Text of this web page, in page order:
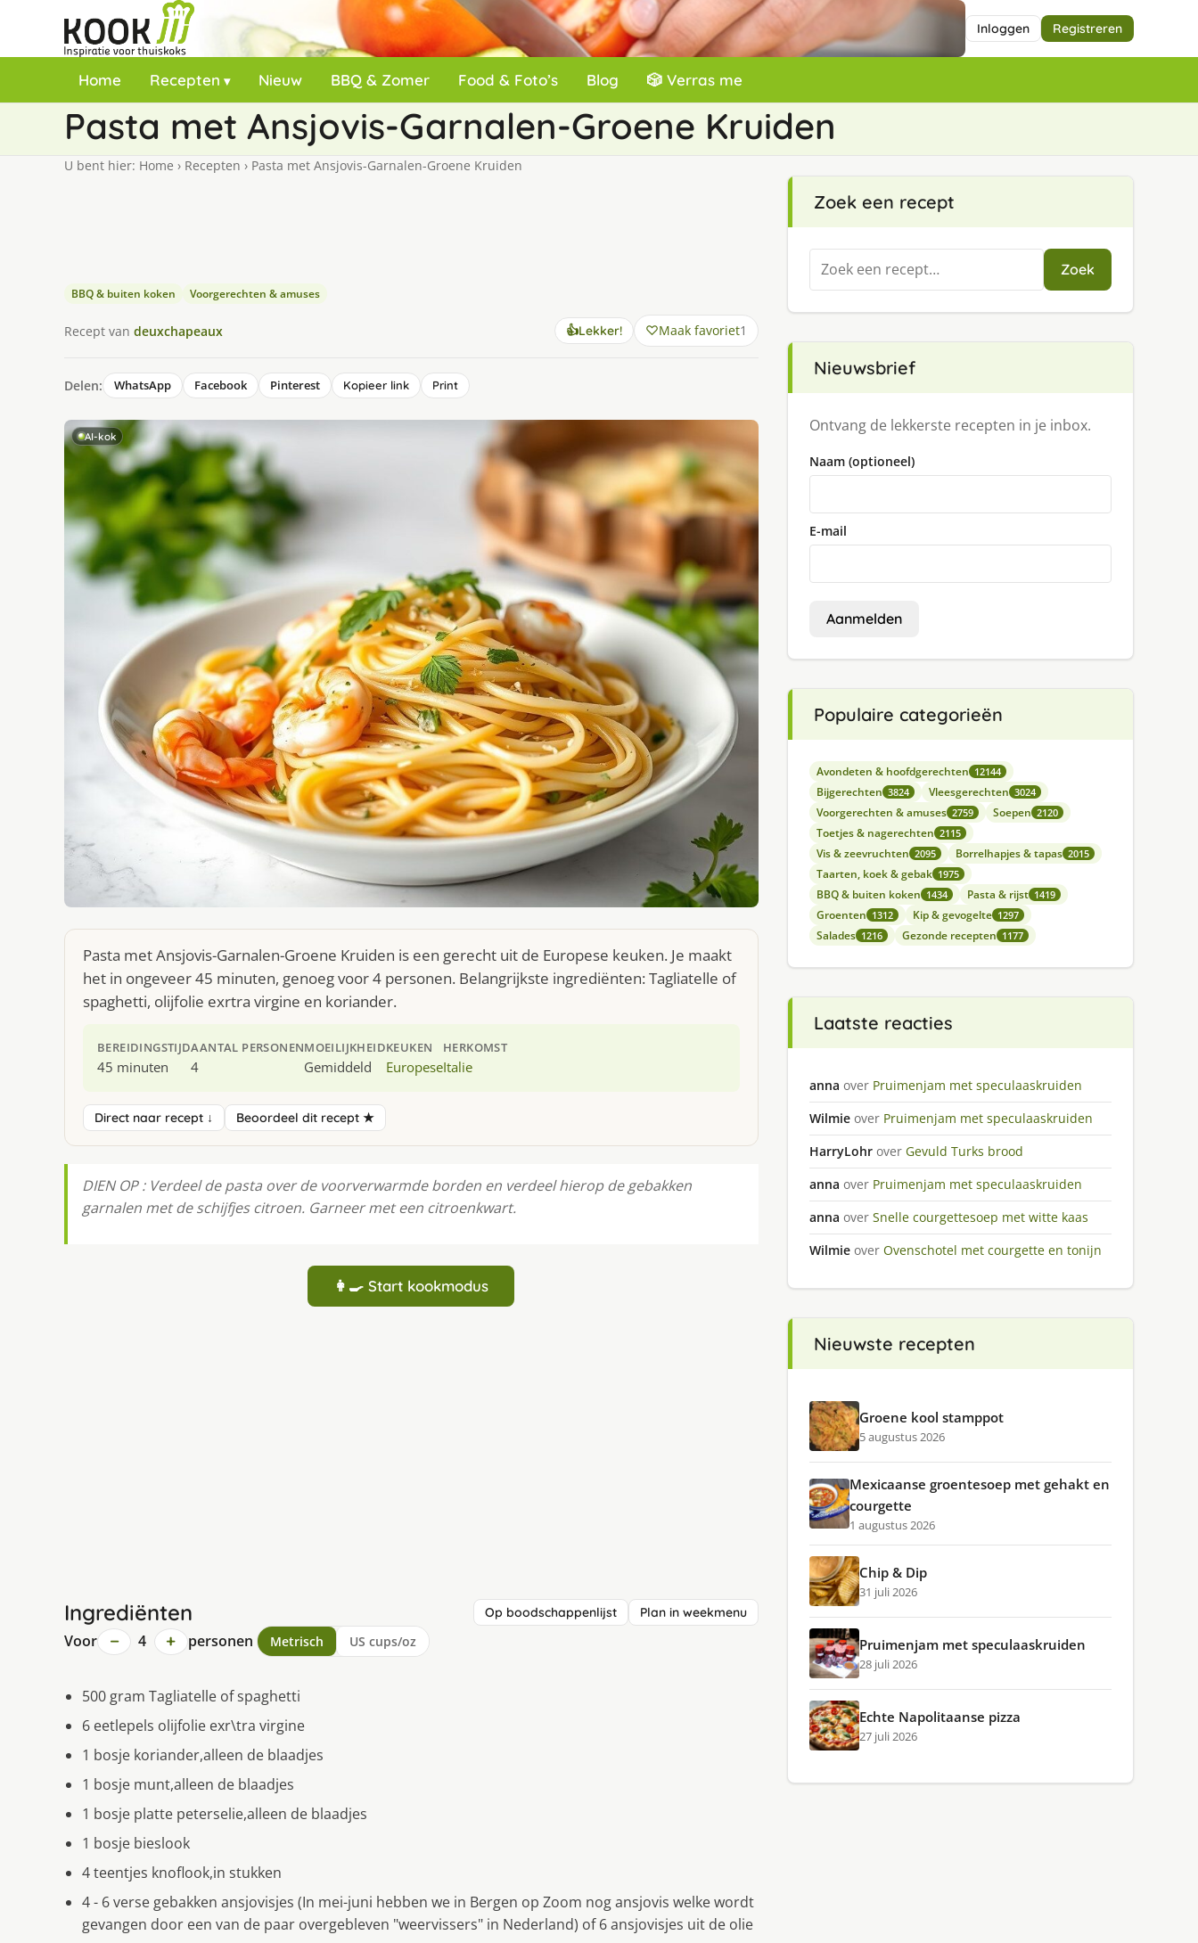
Inloggen Registreren
Home Recepten Nieuw BBQ & Zomer Food & Foto’s Blog 🎲 Verras me
Pasta met Ansjovis-Garnalen-Groene Kruiden
U bent hier: Home › Recepten › Pasta met Ansjovis-Garnalen-Groene Kruiden
BBQ & buiten koken Voorgerechten & amuses
Recept van deuxchapeaux 👍Lekker! Maak favoriet1
Delen: WhatsApp Facebook Pinterest Kopieer link Print
AI-kok
Pasta met Ansjovis-Garnalen-Groene Kruiden is een gerecht uit de Europese keuken. Je maakt
het in ongeveer 45 minuten, genoeg voor 4 personen. Belangrijkste ingrediënten: Tagliatelle of
spaghetti, olijfolie exrtra virgine en koriander.
BEREIDINGSTIJD
45 minuten
AANTAL PERSONEN
4
MOEILIJKHEID
Gemiddeld
KEUKEN
Europese
HERKOMST
Italie
Direct naar recept ↓ Beoordeel dit recept ★
DIEN OP : Verdeel de pasta over de voorverwarmde borden en verdeel hierop de gebakken
garnalen met de schijfjes citroen. Garneer met een citroenkwart.
👩‍🍳 Start kookmodus
Ingrediënten Op boodschappenlijst Plan in weekmenu
Voor − 4 + personen Metrisch US cups/oz
500 gram Tagliatelle of spaghetti
6 eetlepels olijfolie exr\tra virgine
1 bosje koriander,alleen de blaadjes
1 bosje munt,alleen de blaadjes
1 bosje platte peterselie,alleen de blaadjes
1 bosje bieslook
4 teentjes knoflook,in stukken
4 - 6 verse gebakken ansjovisjes (In mei-juni hebben we in Bergen op Zoom nog ansjovis welke wordt
gevangen door een van de paar overgebleven "weervissers" in Nederland) of 6 ansjovisjes uit de olie
Zoek een recept
Zoeken
naar:
Zoek
Nieuwsbrief
Ontvang de lekkerste recepten in je inbox.
Naam (optioneel)
E-mail
Aanmelden
Populaire categorieën
Avondeten & hoofdgerechten 12144
Bijgerechten 3824 Vleesgerechten 3024
Voorgerechten & amuses 2759 Soepen 2120
Toetjes & nagerechten 2115
Vis & zeevruchten 2095 Borrelhapjes & tapas 2015
Taarten, koek & gebak 1975
BBQ & buiten koken 1434 Pasta & rijst 1419
Groenten 1312 Kip & gevogelte 1297
Salades 1216 Gezonde recepten 1177
Laatste reacties
anna over Pruimenjam met speculaaskruiden
Wilmie over Pruimenjam met speculaaskruiden
HarryLohr over Gevuld Turks brood
anna over Pruimenjam met speculaaskruiden
anna over Snelle courgettesoep met witte kaas
Wilmie over Ovenschotel met courgette en tonijn
Nieuwste recepten
Groene kool stamppot
5 augustus 2026
Mexicaanse groentesoep met gehakt en
courgette
1 augustus 2026
Chip & Dip
31 juli 2026
Pruimenjam met speculaaskruiden
28 juli 2026
Echte Napolitaanse pizza
27 juli 2026